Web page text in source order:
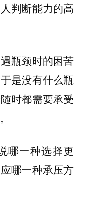
判断能力的高
瓶颈时的困苦
是没有什么瓶
时都需要承受
哪一种选择更
哪一种承压方